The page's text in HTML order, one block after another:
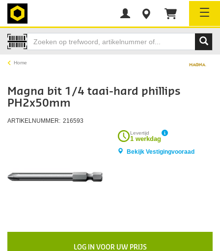
Home
Magna bit 1/4 taai-hard phillips
PH2x50mm
ARTIKELNUMMER: 216593
Levertijd
1 werkdag
Bekijk Vestigingvooraad
LOG IN VOOR UW PRIJS